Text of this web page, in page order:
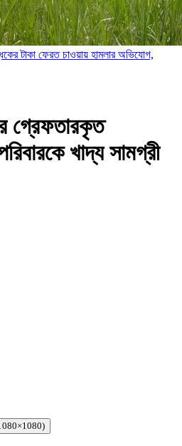
টাকা ফেরত চাওয়ায় হামলার অভিযোগ,
গ্রেফতারকৃত
খাদ্য সামগ্রী